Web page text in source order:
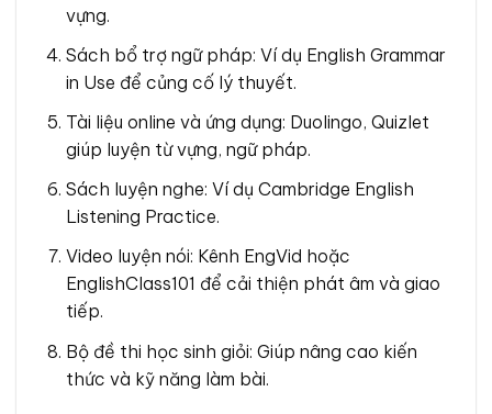
vựng.
Sách bổ trợ ngữ pháp: Ví dụ English Grammar
in Use để củng cố lý thuyết.
Tài liệu online và ứng dụng: Duolingo, Quizlet
giúp luyện từ vựng, ngữ pháp.
Sách luyện nghe: Ví dụ Cambridge English
Listening Practice.
Video luyện nói: Kênh EngVid hoặc
EnglishClass101 để cải thiện phát âm và giao
tiếp.
Bộ đề thi học sinh giỏi: Giúp nâng cao kiến
thức và kỹ năng làm bài.